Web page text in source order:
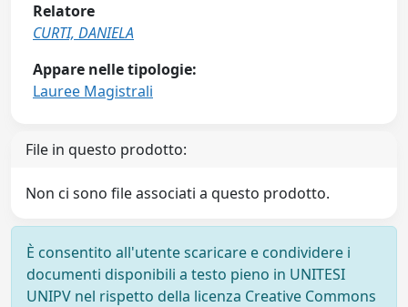
Relatore
CURTI, DANIELA
Appare nelle tipologie:
Lauree Magistrali
File in questo prodotto:
Non ci sono file associati a questo prodotto.
È consentito all'utente scaricare e condividere i
documenti disponibili a testo pieno in UNITESI
UNIPV nel rispetto della licenza Creative Commons